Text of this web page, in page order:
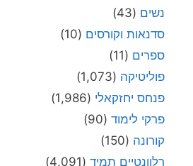
נשים (43)
סדנאות וקורסים (10)
ספרים (11)
פוליטיקה (1,073)
פנחס יחזקאלי (1,986)
פרקי לימוד (90)
קורונה (150)
רלוונטיים תמיד (4,091)